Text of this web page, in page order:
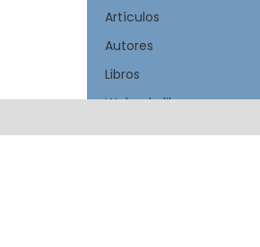
Artículos
Autores
Libros
Webs de libros